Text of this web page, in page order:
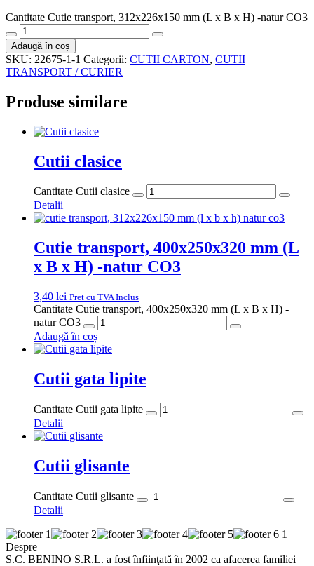
Cantitate Cutie transport, 312x226x150 mm (L x B x H) -natur CO3
Adaugă în coș
SKU: 22675-1-1 Categorii: CUTII CARTON, CUTII
TRANSPORT / CURIER
Produse similare
Cutii clasice
Cantitate Cutii clasice
Detalii
Cutie transport, 400x250x320 mm (L
x B x H) -natur CO3
3,40 lei Pret cu TVA Inclus
Cantitate Cutie transport, 400x250x320 mm (L x B x H) -
natur CO3
Adaugă în coș
Cutii gata lipite
Cantitate Cutii gata lipite
Detalii
Cutii glisante
Cantitate Cutii glisante
Detalii
Despre
S.C. BENINO S.R.L. a fost înfiinţată în 2002 ca afacerea familiei